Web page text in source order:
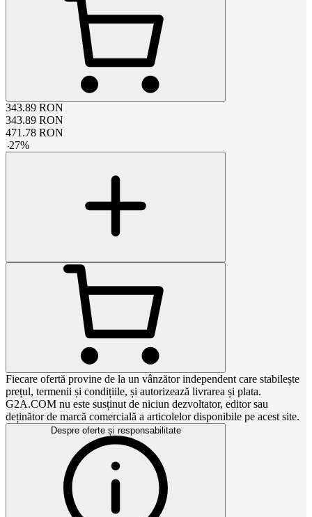
343.89 RON
343.89 RON
471.78 RON
-27%
Fiecare ofertă provine de la un vânzător independent care stabilește
prețul, termenii și condițiile, și autorizează livrarea și plata.
G2A.COM nu este susținut de niciun dezvoltator, editor sau
deținător de marcă comercială a articolelor disponibile pe acest site.
Despre oferte și responsabilitate